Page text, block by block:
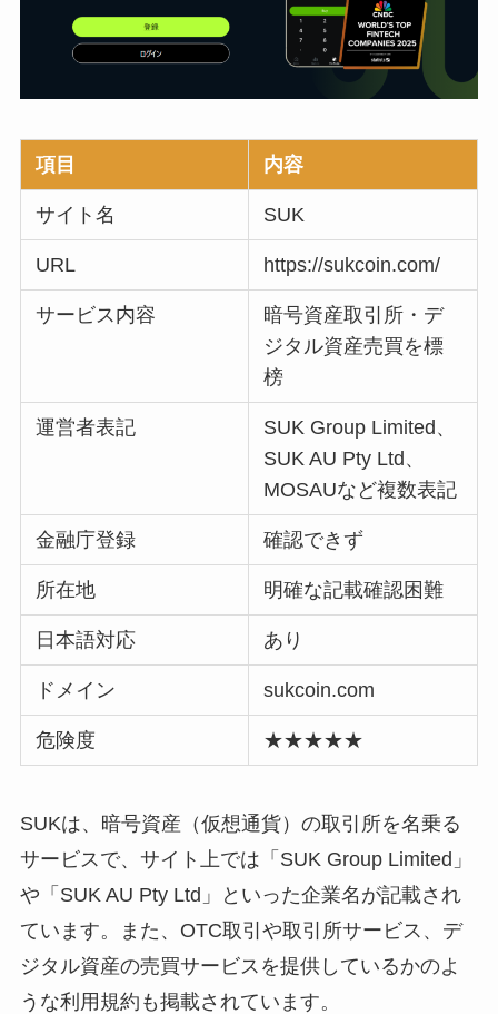
項目 内容
サイト名 SUK
URL https://sukcoin.com/
サービス内容
暗号資産取引所・デ
ジタル資産売買を標
榜
運営者表記
SUK Group Limited、
SUK AU Pty Ltd、
MOSAUなど複数表記
金融庁登録 確認できず
所在地 明確な記載確認困難
日本語対応 あり
ドメイン sukcoin.com
危険度 ★★★★★
SUKは、暗号資産（仮想通貨）の取引所を名乗る
サービスで、サイト上では「SUK Group Limited」
や「SUK AU Pty Ltd」といった企業名が記載され
ています。また、OTC取引や取引所サービス、デ
ジタル資産の売買サービスを提供しているかのよ
うな利用規約も掲載されています。